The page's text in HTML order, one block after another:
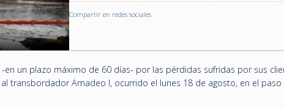
Compartir en redes sociales
en un plazo máximo de 60 días- por las pérdidas sufridas por sus
transbordador Amadeo I, ocurrido el lunes 18 de agosto, en el paso